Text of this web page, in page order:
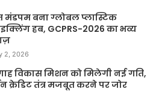
मंडपम बना ग्लोबल प्लास्टिक
हब, GCPRS-2026 का भव्य
2, 2026
विकास मिशन को मिलेगी नई गति,
क्रेडिट तंत्र मजबूत करने पर जोर